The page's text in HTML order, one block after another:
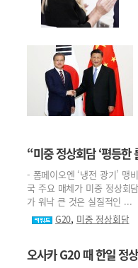
“미중 정상회담 ‘평등한
- 폼페이오엔 ‘냉전 광기’ 맹
국 주요 매체가 미중 정상회
가 워낙 큰 것은 실질적인
G20, 미중 정상회담
오사카 G20 때 한일 정